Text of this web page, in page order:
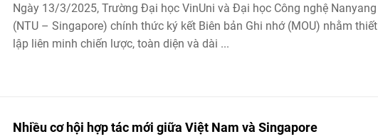
Ngày 13/3/2025, Trường Đại học VinUni và Đại học Công nghệ Nanyang
(NTU – Singapore) chính thức ký kết Biên bản Ghi nhớ (MOU) nhằm thiết
lập liên minh chiến lược, toàn diện và dài ...
Nhiều cơ hội hợp tác mới giữa Việt Nam và Singapore